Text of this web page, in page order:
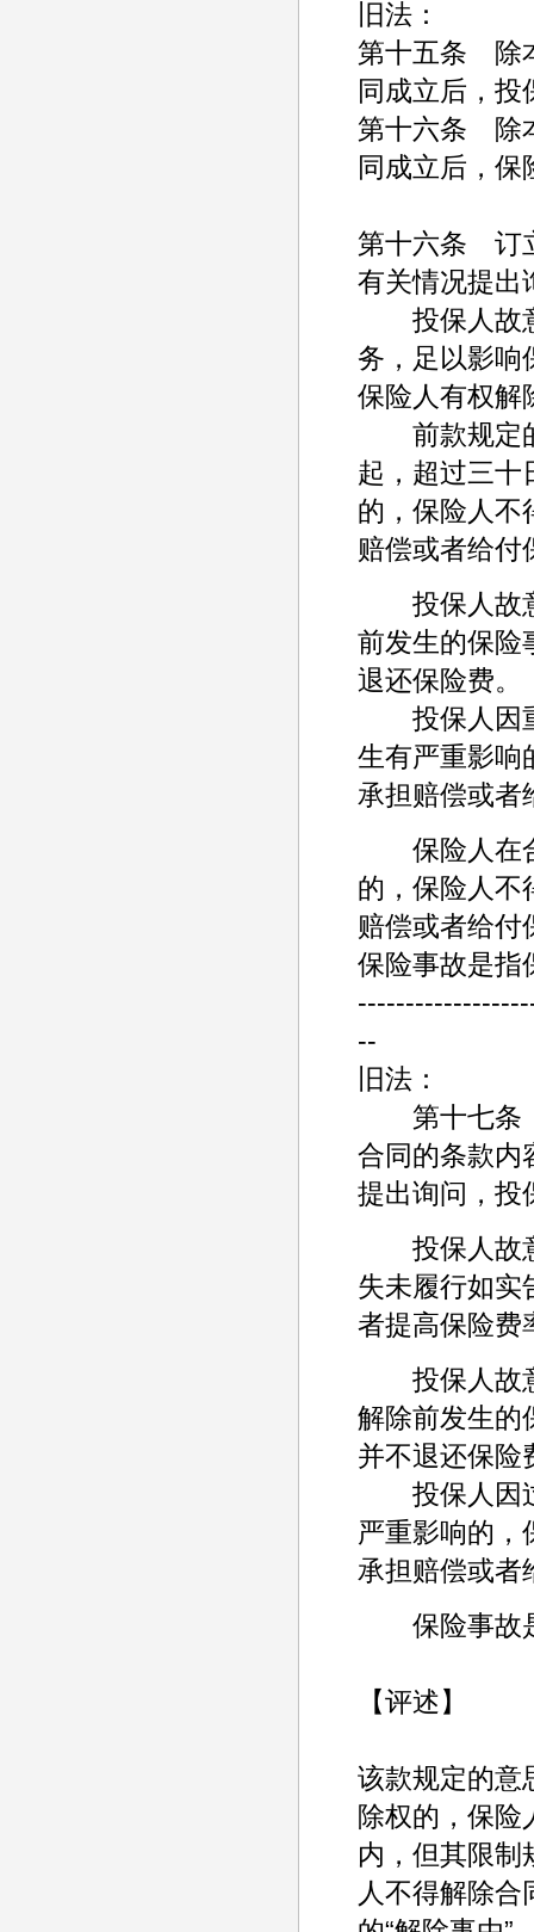
旧法：
第十五条 除
同成立后，投
第十六条 除
同成立后，保
第十六条 订
有关情况提出
投保人故意
务，足以影响
保险人有权解
前款规定的
起，超过三十
的，保险人不
赔偿或者给付
投保人故意
前发生的保险
退还保险费。
投保人因重
生有严重影响
承担赔偿或者
保险人在合
的，保险人不
赔偿或者给付
保险事故是指
--
旧法：
第十七条
合同的条款内
提出询问，投
投保人故意
失未履行如实
者提高保险费
投保人故意
解除前发生的
并不退还保险
投保人因过
严重影响的，
承担赔偿或者
保险事故是
【评述】
该款规定的意
除权的，保险
内，但其限制
人不得解除